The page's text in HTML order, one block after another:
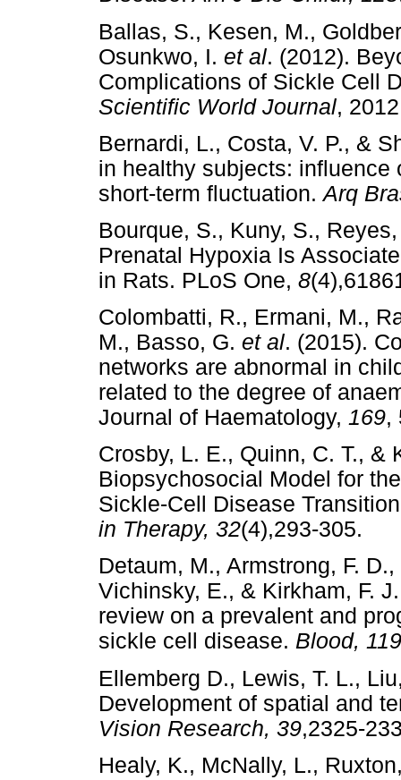
Ballas, S., Kesen, M.,
Osunkwo, I. et al. (2012).
Complications of Sickle Cell
Scientific World Journal,
Bernardi, L., Costa, V. P., &
in healthy subjects: influence
short-term fluctuation.Arq
Bourque, S., Kuny, S.,
Prenatal Hypoxia Is
in Rats. PLoS One, 8
Colombatti, R., Ermani, M.,
M., Basso, G. et al. (2015).
networks are abnormal in
related to the degree of
Journal of Haematology, 169,
Crosby, L. E., Quinn, C. T., &
Biopsychosocial Model for
Sickle-Cell Disease
in Therapy, 32(4),293-
Detaum, M., Armstrong, F.
Vichinsky, E., & Kirkham, F.
review on a prevalent and
sickle cell disease. Blood, 119
Ellemberg D., Lewis, T. L.,
Development of spatial and
Vision Research, 39,2325-
Healy, K., McNally, L.,